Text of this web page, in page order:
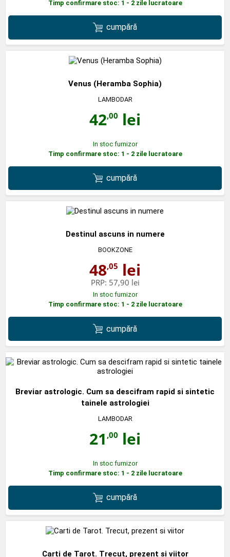
Timp confirmare stoc: 1 - 2 zile lucratoare
cumpără
Venus (Heramba Sophia)
LAMBODAR
42,00 lei
In stoc furnizor
Timp confirmare stoc: 1 - 2 zile lucratoare
cumpără
Destinul ascuns in numere
BOOKZONE
48,05 lei
PRP: 57,90 lei
In stoc furnizor
Timp confirmare stoc: 1 - 2 zile lucratoare
cumpără
Breviar astrologic. Cum sa descifram rapid si sintetic
tainele astrologiei
LAMBODAR
21 ,00 lei
In stoc furnizor
Timp confirmare stoc: 1 - 2 zile lucratoare
cumpără
Carti de Tarot. Trecut, prezent si viitor